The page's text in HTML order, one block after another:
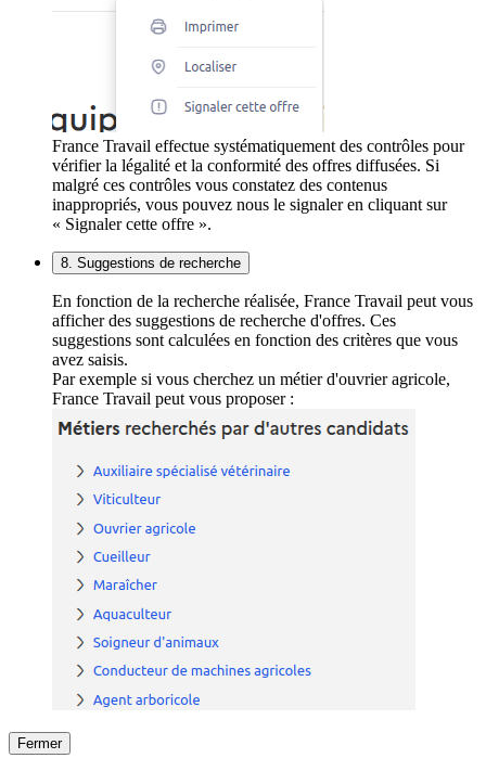
France Travail effectue systématiquement des contrôles pour
vérifier la légalité et la conformité des offres diffusées. Si
malgré ces contrôles vous constatez des contenus
inappropriés, vous pouvez nous le signaler en cliquant sur
« Signaler cette offre ».
8. Suggestions de recherche
En fonction de la recherche réalisée, France Travail peut vous
afficher des suggestions de recherche d'offres. Ces
suggestions sont calculées en fonction des critères que vous
avez saisis.
Par exemple si vous cherchez un métier d'ouvrier agricole,
France Travail peut vous proposer :
Fermer